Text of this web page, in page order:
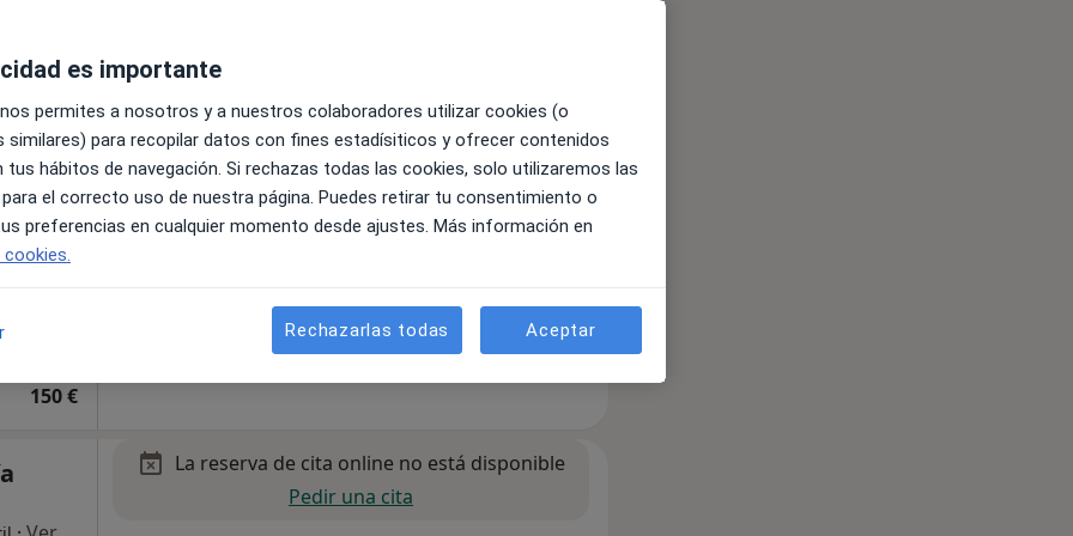
trauma
150 €
La reserva de cita online no está disponible
Pedir una cita
es importante
permites a nosotros y a nuestros colaboradores utilizar cookies (o
similares) para recopilar datos con fines estadísiticos y ofrecer contenidos
tus hábitos de navegación. Si rechazas todas las cookies, solo utilizaremos las
el correcto uso de nuestra página. Puedes retirar tu consentimiento o
preferencias en cualquier momento desde ajustes. Más información en
Rechazarlas todas Aceptar